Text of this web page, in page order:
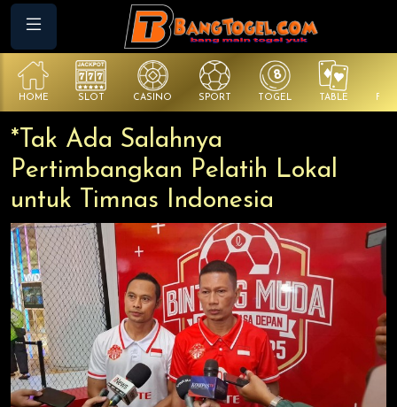
HOME SLOT CASINO SPORT TOGEL TABLE
*Tak Ada Salahnya
Pertimbangkan Pelatih Lokal
untuk Timnas Indonesia